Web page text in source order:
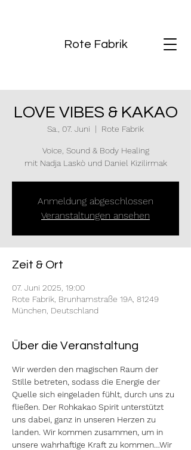
Rote Fabrik
LOVE VIBES & KAKAO
Sa., 07. Juni
  |
Rote Fabrik
Voice, Sound & Body Healing
mit Nadja Laskò und Daniel Kizilirmak
Anmeldung abgeschlossen
Veranstaltungen ansehen
Zeit & Ort
07. Juni 2025, 19:00
Rote Fabrik, Brunhamstraße 19A, 81249
München, Deutschland
Über die Veranstaltung
Wir werden den magischen Raum der
Stille betreten, sodass die Energie der
Quelle sich eingeladen fühlt, durch uns zu
fließen. Der Rohkakao Spirit unterstützt
uns dabei, ganz in unseren Herzen zu
landen. Wir kommen zusammen, um in
unsere wahrhaftige Kraft zu kommen…Wir